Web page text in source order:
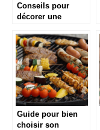
Conseils pour
décorer une
Guide pour bien
choisir son